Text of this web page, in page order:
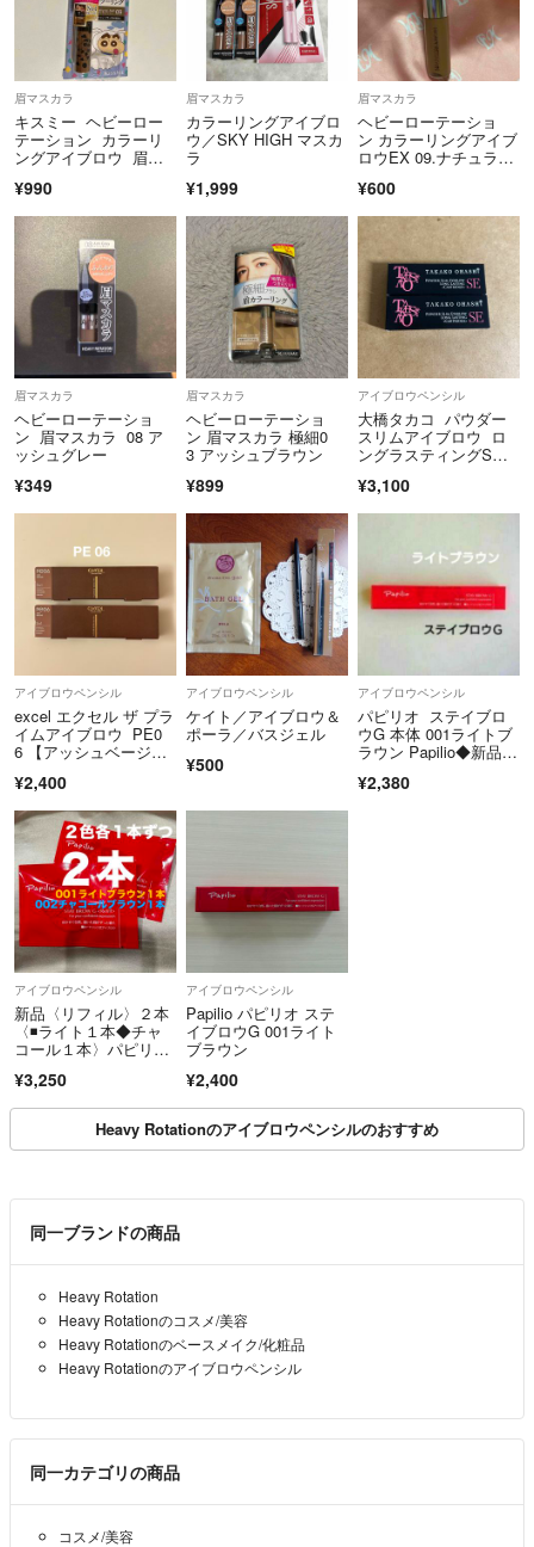
眉マスカラ
キスミー ヘビーロー
テーション カラーリ
ングアイブロウ 眉マ
¥990
眉マスカラ
カラーリングアイブロ
ウ／SKY HIGH マスカ
ラ
¥1,999
眉マスカラ
ヘビーローテーショ
ン カラーリングアイブ
ロウEX 09.ナチュラル
¥600
眉マスカラ
ヘビーローテーショ
ン 眉マスカラ 08 ア
ッシュグレー
¥349
眉マスカラ
ヘビーローテーショ
ン 眉マスカラ 極細0
3 アッシュブラウン
¥899
アイブロウペンシル
大橋タカコ パウダー
スリムアイブロウ ロ
ングラスティングS
ン カートリッジ×2本
¥3,100
アイブロウペンシル
excel エクセル ザ プラ
イムアイブロウ PE0
6 【アッシュベージ
¥2,400
アイブロウペンシル
ケイト／アイブロウ＆
ポーラ／バスジェル
¥500
アイブロウペンシル
パピリオ ステイブロ
ウG 本体 001ライトブ
ラウン Papilio◆新品未
¥2,380
アイブロウペンシル
新品〈リフィル〉２本
〈◾️ライト１本◆チャ
コール１本〉パピリ
¥3,250
アイブロウペンシル
Papilio パピリオ ステ
イブロウG 001ライト
ブラウン
¥2,400
Heavy Rotationのアイブロウペンシルのおすすめ
同一ブランドの商品
Heavy Rotation
Heavy Rotationのコスメ/美容
Heavy Rotationのベースメイク/化粧品
Heavy Rotationのアイブロウペンシル
同一カテゴリの商品
コスメ/美容